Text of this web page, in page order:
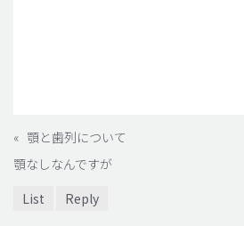
« 顎と歯列について
顎なしなんですが
List
Reply